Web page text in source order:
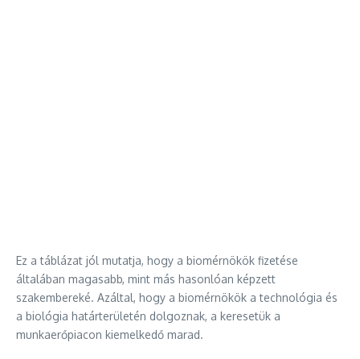
Ez a táblázat jól mutatja, hogy a biomérnökök fizetése
általában magasabb, mint más hasonlóan képzett
szakembereké. Azáltal, hogy a biomérnökök a technológia és
a biológia határterületén dolgoznak, a keresetük a
munkaerőpiacon kiemelkedő marad.